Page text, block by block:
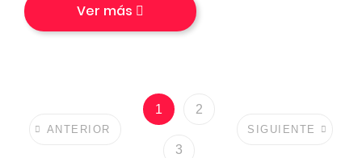
Ver más
ANTERIOR
1 2
3
SIGUIENTE